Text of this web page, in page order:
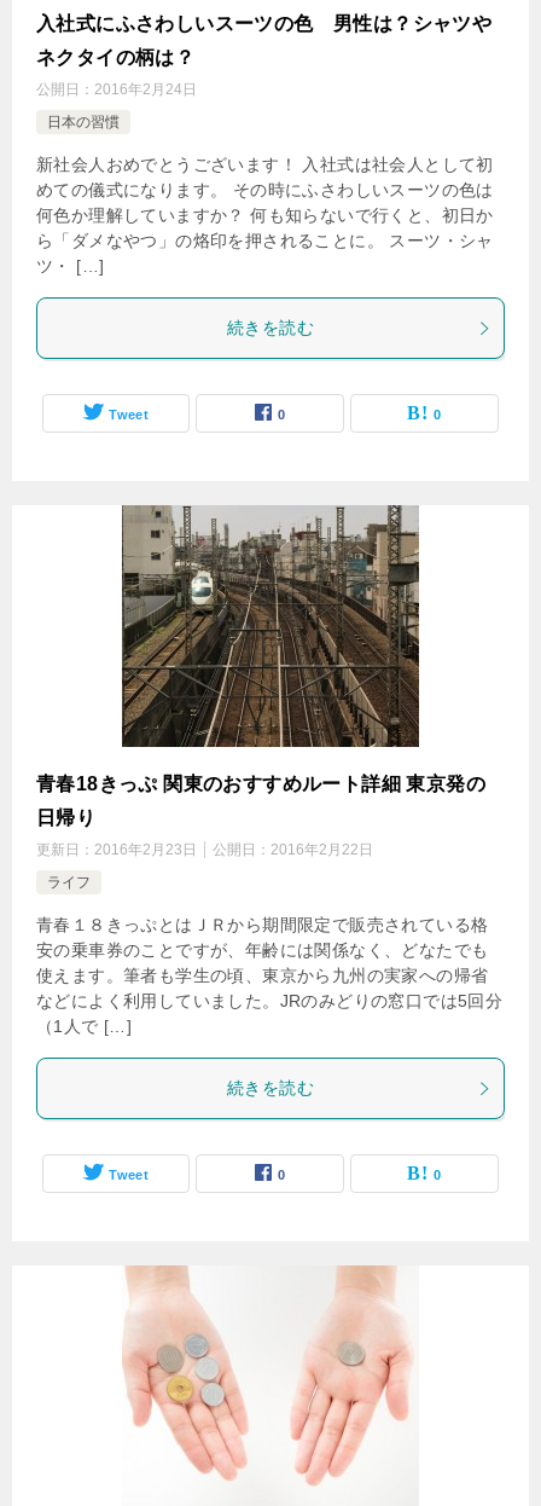
入社式にふさわしいスーツの色 男性は？シャツや
ネクタイの柄は？
公開日： 2016年2月24日
日本の習慣
新社会人おめでとうございます！ 入社式は社会人として初
めての儀式になります。 その時にふさわしいスーツの色は
何色か理解していますか？ 何も知らないで行くと、初日か
ら「ダメなやつ」の烙印を押されることに。 スーツ・シャ
ツ・ […]
続きを読む
Tweet 0 0
青春18きっぷ 関東のおすすめルート詳細 東京発の
日帰り
更新日： 2016年2月23日 公開日： 2016年2月22日
ライフ
青春１８きっぷとはＪＲから期間限定で販売されている格
安の乗車券のことですが、年齢には関係なく、どなたでも
使えます。筆者も学生の頃、東京から九州の実家への帰省
などによく利用していました。JRのみどりの窓口では5回分
（1人で […]
続きを読む
Tweet 0 0